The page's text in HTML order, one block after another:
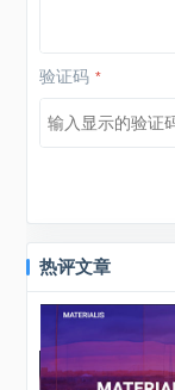
验证码 *
热评文章